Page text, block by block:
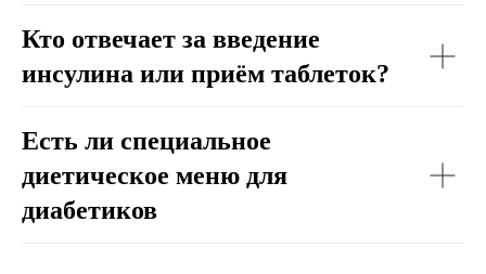
Кто отвечает за введение
инсулина или приём таблеток?
Есть ли специальное
диетическое меню для
диабетиков